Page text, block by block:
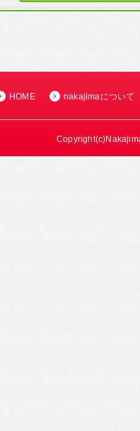
HOME nakajimaについて